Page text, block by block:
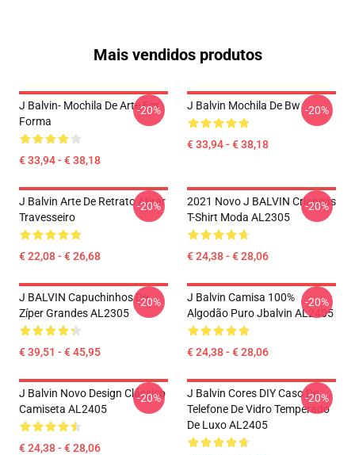
Mais vendidos produtos
J Balvin- Mochila De Arte Em
Forma
€ 33,94 - € 38,18
-20% J Balvin Mochila De Bw
€ 33,94 - € 38,18
-20%
J Balvin Arte De Retrato Atirar
Travesseiro
€ 22,08 - € 26,68
-20%
2021 Novo J BALVIN Crianças
T-Shirt Moda AL2305
€ 24,38 - € 28,06
-20%
J BALVIN Capuchinhos De
Zíper Grandes AL2305
€ 39,51 - € 45,95
-20%
J Balvin Camisa 100%
Algodão Puro Jbalvin AL2405
€ 24,38 - € 28,06
-20%
J Balvin Novo Design Clássico
Camiseta AL2405
€ 24,38 - € 28,06
-20%
J Balvin Cores DIY Caso De
Telefone De Vidro Temperado
De Luxo AL2405
-20%